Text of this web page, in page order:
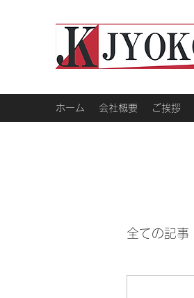
ホーム 会社概要 ご挨拶
全ての記事